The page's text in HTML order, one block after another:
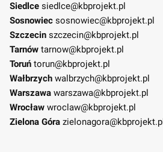
Siedlce siedlce@kbprojekt.pl
Sosnowiec sosnowiec@kbprojekt.pl
Szczecin szczecin@kbprojekt.pl
Tarnów tarnow@kbprojekt.pl
Toruń torun@kbprojekt.pl
Wałbrzych walbrzych@kbprojekt.pl
Warszawa warszawa@kbprojekt.pl
Wrocław wroclaw@kbprojekt.pl
Zielona Góra zielonagora@kbprojekt.pl